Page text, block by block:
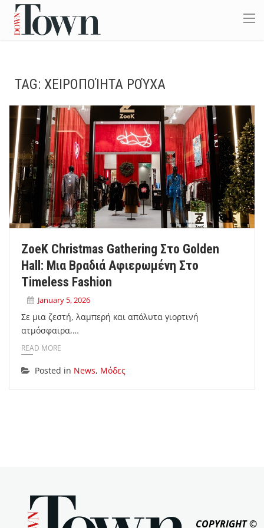
TAG: ΧΕΙΡΟΠΟΊΗΤΑ ΡΟΎΧΑ
ZoeK Christmas Gathering Στο Golden
Hall: Μια Βραδιά Αφιερωμένη Στο
Timeless Fashion
January 5, 2026
Σε μια ζεστή, λαμπερή και απόλυτα γιορτινή
ατμόσφαιρα,…
READ MORE
Posted in News, Μόδες
COPYRIGHT ©